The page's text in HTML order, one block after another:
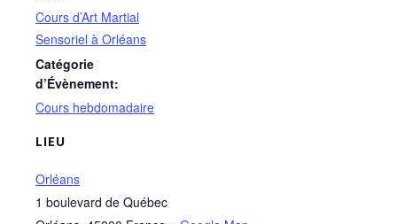
Cours d’Art Martial
Sensoriel à Orléans
Catégorie
d’Évènement:
Cours hebdomadaire
LIEU
Orléans
1 boulevard de Québec